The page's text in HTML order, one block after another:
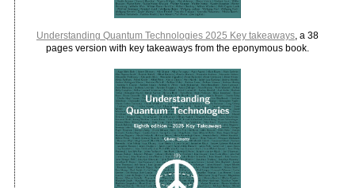
Understanding Quantum Technologies 2025 Key takeaways, a 38
pages version with key takeaways from the eponymous book.